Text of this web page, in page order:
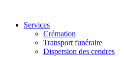
Services
Crémation
Transport funéraire
Dispersion des cendres